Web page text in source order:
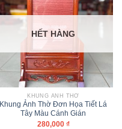
HẾT HÀNG
KHUNG ẢNH THỜ
Khung Ảnh Thờ Đơn Họa Tiết Lá
Tây Màu Cánh Gián
280,000 ₫